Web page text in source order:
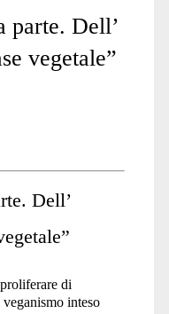
parte. Dell’
vegetale”
Dell’
di
inteso